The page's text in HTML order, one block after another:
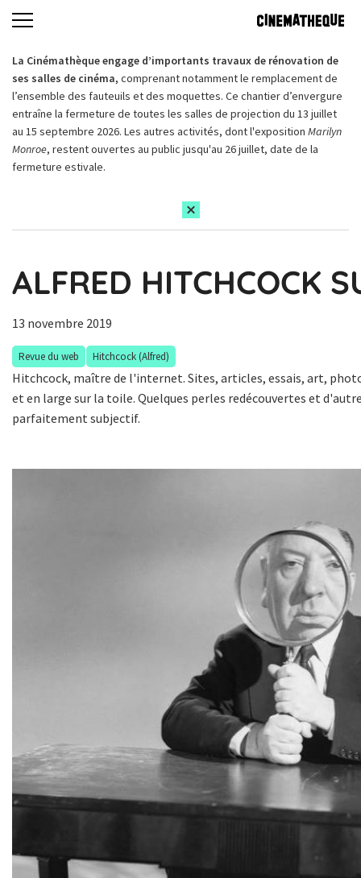
La Cinémathèque engage d’importants travaux de rénovation de
ses salles de cinéma, comprenant notamment le remplacement de
l’ensemble des fauteuils et des moquettes. Ce chantier d’envergure
entraîne la fermeture de toutes les salles de projection du 13 juillet
au 15 septembre 2026. Les autres activités, dont l'exposition Marilyn
Monroe, restent ouvertes au public jusqu'au 26 juillet, date de la
fermeture estivale.
ALFRED HITCHCOCK
13 novembre 2019
Revue du web Hitchcock (Alfred)
Hitchcock, maître de l'internet. Sites, articles, essais, art,
et en large sur la toile. Quelques perles redécouvertes et
parfaitement subjectif.